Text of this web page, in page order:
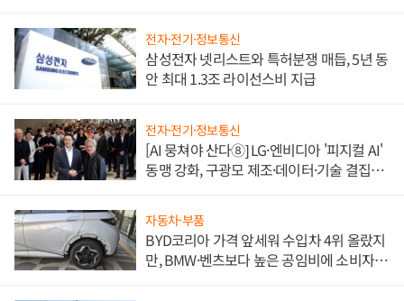
전자·전기·정보통신
삼성전자 넷리스트와 특허분쟁 매듭, 5년 동
안 최대 1.3조 라이선스비 지급
전자·전기·정보통신
[AI 뭉쳐야 산다⑧] LG·엔비디아 '피지컬 AI'
동맹 강화, 구광모 제조·데이터·기술 결집
자동차·부품
BYD코리아 가격 앞세워 수입차 4위 올랐지
만, BMW·벤츠보다 높은 공임비에 소비자